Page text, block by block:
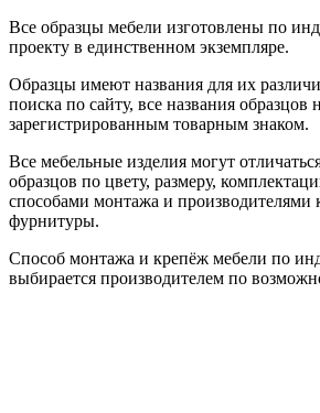
Все образцы мебели изготовлены по
проекту в единственном экземпляре.
Образцы имеют названия для их
поиска по сайту, все названия образцов
зарегистрированным товарным знаком.
Все мебельные изделия могут
образцов по цвету, размеру,
способами монтажа и
фурнитуры.
Способ монтажа и крепёж мебели по
выбирается производителем по